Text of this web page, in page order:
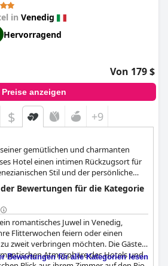
in Venedig
Hervorragend
Von 179 $
Preise anzeigen
$ +9
gemütlichen und charmanten
Hotel einen intimen Rückzugsort für
Stil und der persönliche
Erlebnis.
Bewertungen für die Kategorie
romantisches Juwel in Venedig,
Flitterwochen feiern oder einen
zweit verbringen möchten. Die Gäste
Atmosphäre des Hotels und
Bewertungen für alle Kategorien lesen